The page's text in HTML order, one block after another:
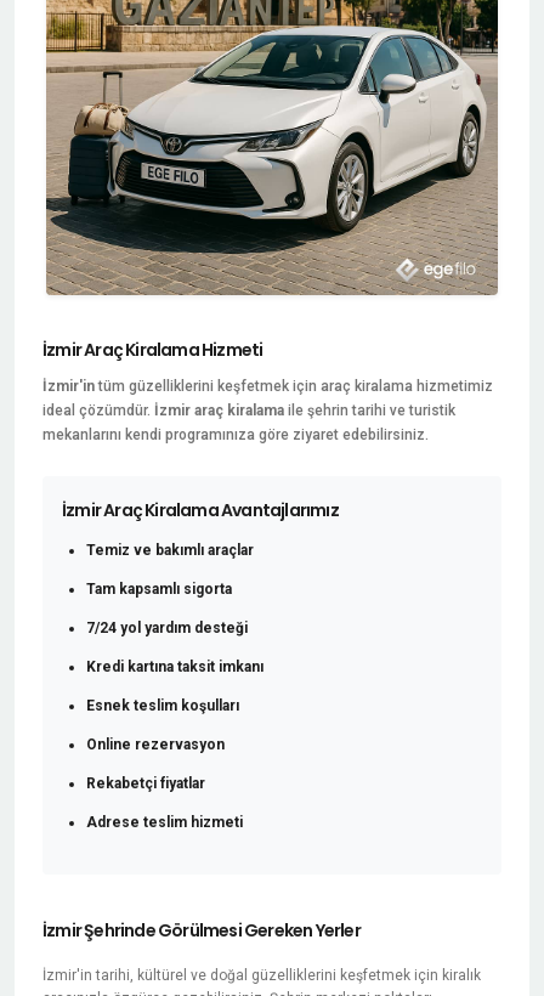
İzmir Araç Kiralama Hizmeti
İzmir'intüm güzelliklerini keşfetmek için araç kiralama hizmetimiz
ideal çözümdür. İzmir araç kiralama ile şehrin tarihi ve turistik
mekanlarını kendi programınıza göre ziyaret edebilirsiniz.
İzmir Araç Kiralama Avantajlarımız
Temiz ve bakımlı araçlar
Tam kapsamlı sigorta
7/24 yol yardım desteği
Kredi kartına taksit imkanı
Esnek teslim koşulları
Online rezervasyon
Rekabetçi fiyatlar
Adrese teslim hizmeti
İzmir Şehrinde Görülmesi Gereken Yerler
İzmir'in tarihi, kültürel ve doğal güzelliklerini keşfetmek için kiralık